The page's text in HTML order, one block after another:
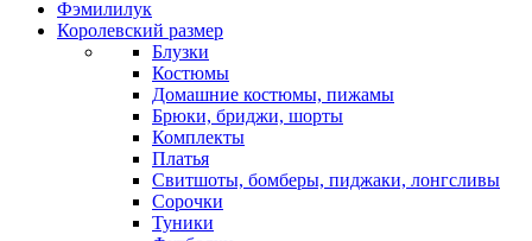
Фэмилилук
Королевский размер
Блузки
Костюмы
Домашние костюмы, пижамы
Брюки, бриджи, шорты
Комплекты
Платья
Свитшоты, бомберы, пиджаки, лонгсливы
Сорочки
Туники